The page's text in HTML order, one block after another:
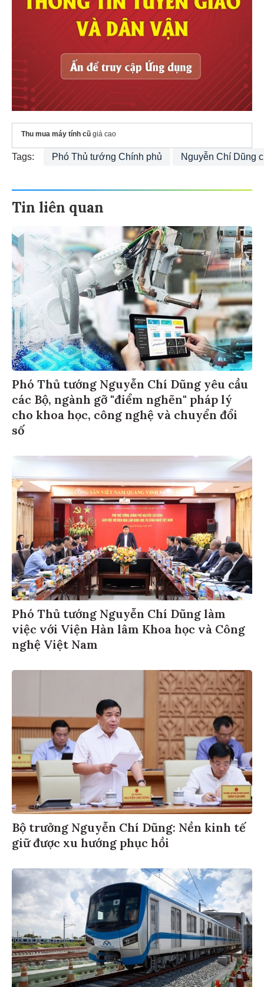
Thu mua máy tính cũ giá cao
Tags: Phó Thủ tướng Chính phủ Nguyễn Chí Dũng
Tin liên quan
Phó Thủ tướng Nguyễn Chí Dũng yêu cầu
các Bộ, ngành gỡ "điểm nghẽn" pháp lý
cho khoa học, công nghệ và chuyển đổi
số
Phó Thủ tướng Nguyễn Chí Dũng làm
việc với Viện Hàn lâm Khoa học và Công
nghệ Việt Nam
Bộ trưởng Nguyễn Chí Dũng: Nền kinh tế
giữ được xu hướng phục hồi